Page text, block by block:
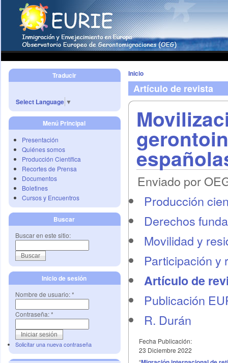
Traducir
Select Language ▼
Menú Principal
Presentación
Quiénes somos
Producción Científica
Recortes de Prensa
Documentos
Boletines
Cursos y Encuentros
Buscar
Buscar en este sitio:
Inicio de sesión
Nombre de usuario:*
Contraseña:*
Solicitar una nueva contraseña
Inicio
Artículo de revista
Enviado por
Producción
Derechos
Movilidad y
Participación y
Artículo de
Publicación
R. Durán
Fecha Publicación:
23 Diciembre 2022